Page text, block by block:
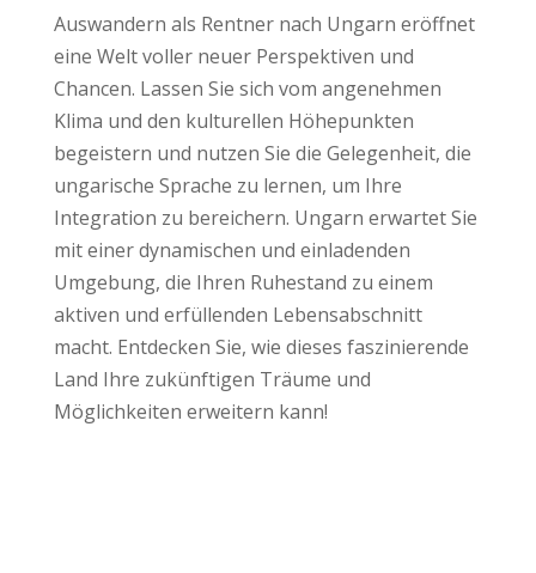
Auswandern als Rentner nach Ungarn eröffnet
eine Welt voller neuer Perspektiven und
Chancen. Lassen Sie sich vom angenehmen
Klima und den kulturellen Höhepunkten
begeistern und nutzen Sie die Gelegenheit, die
ungarische Sprache zu lernen, um Ihre
Integration zu bereichern. Ungarn erwartet Sie
mit einer dynamischen und einladenden
Umgebung, die Ihren Ruhestand zu einem
aktiven und erfüllenden Lebensabschnitt
macht. Entdecken Sie, wie dieses faszinierende
Land Ihre zukünftigen Träume und
Möglichkeiten erweitern kann!